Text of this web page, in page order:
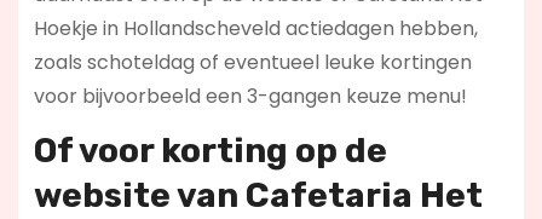
Hoekje in Hollandscheveld actiedagen hebben,
zoals schoteldag of eventueel leuke kortingen
voor bijvoorbeeld een 3-gangen keuze menu!
Of voor korting op de
website van Cafetaria Het